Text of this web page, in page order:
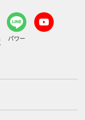
パワー